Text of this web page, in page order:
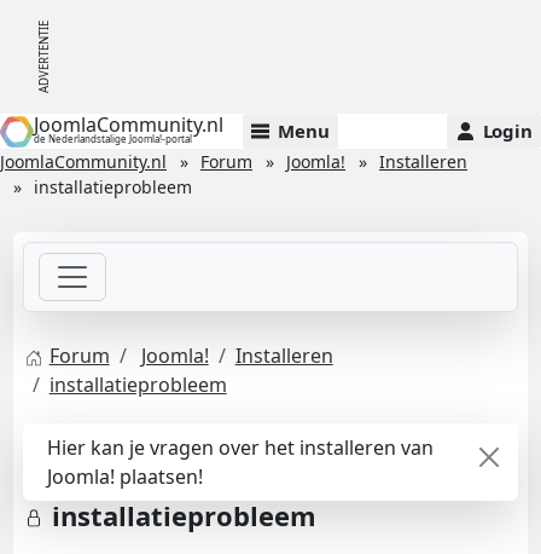
JoomlaCommunity.nl
de Nederlandstalige Joomla!-portal Menu Login
JoomlaCommunity.nl Forum Joomla!
Installeren
installatieprobleem
Forum Joomla!
Installeren
installatieprobleem
Hier kan je vragen over het installeren van
Joomla! plaatsen!
installatieprobleem